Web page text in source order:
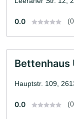
0.0
Bettenhaus
Hauptstr. 109,
0.0